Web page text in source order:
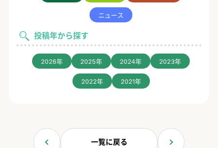
ニュース
投稿年から探す
2026年 2025年 2024年 2023年
2022年 2021年
一覧に戻る